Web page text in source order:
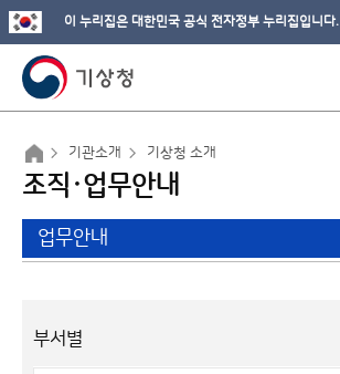
이 누리집은 대한민국 공식 전자정부 누리집입니다.
기관소개 기상청 소개
조직·업무안내
업무안내
부서별